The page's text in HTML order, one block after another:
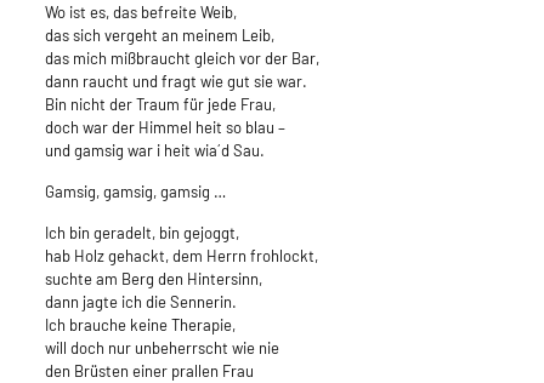
Wo ist es, das befreite Weib,
das sich vergeht an meinem Leib,
das mich mißbraucht gleich vor der Bar,
dann raucht und fragt wie gut sie war.
Bin nicht der Traum für jede Frau,
doch war der Himmel heit so blau –
und gamsig war i heit wia´d Sau.
Gamsig, gamsig, gamsig …
Ich bin geradelt, bin gejoggt,
hab Holz gehackt, dem Herrn frohlockt,
suchte am Berg den Hintersinn,
dann jagte ich die Sennerin.
Ich brauche keine Therapie,
will doch nur unbeherrscht wie nie
den Brüsten einer prallen Frau